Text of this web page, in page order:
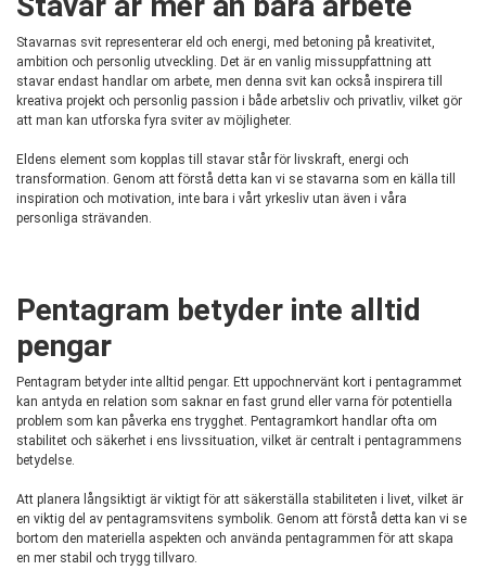
Stavarnas svit representerar eld och energi, med betoning på kreativitet,
ambition och personlig utveckling. Det är en vanlig missuppfattning att
stavar endast handlar om arbete, men denna svit kan också inspirera till
kreativa projekt och personlig passion i både arbetsliv och privatliv, vilket gör
att man kan utforska fyra sviter av möjligheter.
Eldens element som kopplas till stavar står för livskraft, energi och
transformation. Genom att förstå detta kan vi se stavarna som en källa till
inspiration och motivation, inte bara i vårt yrkesliv utan även i våra
personliga strävanden.
Pentagram betyder inte alltid
pengar
Pentagram betyder inte alltid pengar. Ett uppochnervänt kort i pentagrammet
kan antyda en relation som saknar en fast grund eller varna för potentiella
problem som kan påverka ens trygghet. Pentagramkort handlar ofta om
stabilitet och säkerhet i ens livssituation, vilket är centralt i pentagrammens
betydelse.
Att planera långsiktigt är viktigt för att säkerställa stabiliteten i livet, vilket är
en viktig del av pentagramsvitens symbolik. Genom att förstå detta kan vi se
bortom den materiella aspekten och använda pentagrammen för att skapa
en mer stabil och trygg tillvaro.